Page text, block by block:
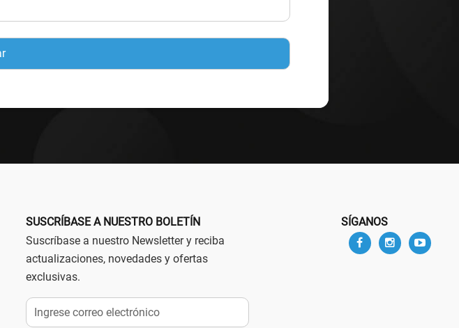
SUSCRÍBASE A NUESTRO BOLETÍN
Suscríbase a nuestro Newsletter y reciba
actualizaciones, novedades y ofertas
exclusivas. ⁣⁣
SÍGANOS